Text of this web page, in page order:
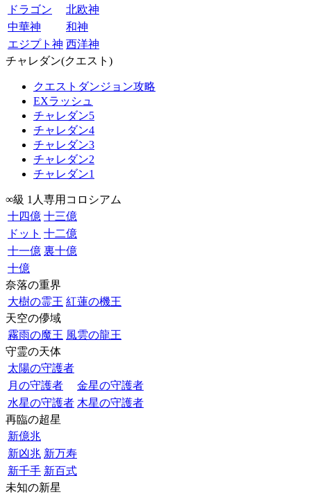
ドラゴン
北欧神
中華神
和神
エジプト神 西洋神
チャレダン(クエスト)
クエストダンジョン攻略
EXラッシュ
チャレダン5
チャレダン4
チャレダン3
チャレダン2
チャレダン1
∞級 1人専用コロシアム
十四億 十三億
ドット 十二億
十一億 裏十億
十億
奈落の重界
大樹の霊王 紅蓮の機王
天空の儚域
霧雨の魔王 風雲の龍王
守霊の天体
太陽の守護者
月の守護者
金星の守護者
水星の守護者 木星の守護者
再臨の超星
新億兆
新凶兆 新万寿
新千手 新百式
未知の新星